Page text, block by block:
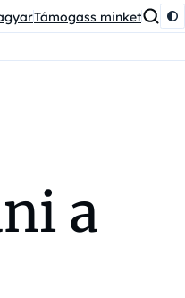
Támogass minket
a